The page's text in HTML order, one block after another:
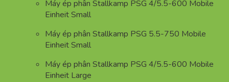
Máy ép phân Stallkamp PSG 4/5.5-600 Mobile
Einheit Small
Máy ép phân Stallkamp PSG 5.5-750 Mobile
Einheit Small
Máy ép phân Stallkamp PSG 4/5.5-600 Mobile
Einheit Large